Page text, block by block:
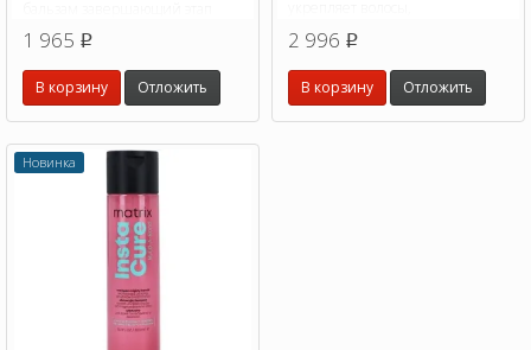
системы Instacure Build-A-Bond
термозащита до 230 °C,
укрепляет волосы,
восстанавливает их структуру,
придает им эластичность, блеск
1 965 p
В корзину Отложить
придает им эластичность, блеск
и упругость.
2 996 p
В корзину Отложить
Новинка